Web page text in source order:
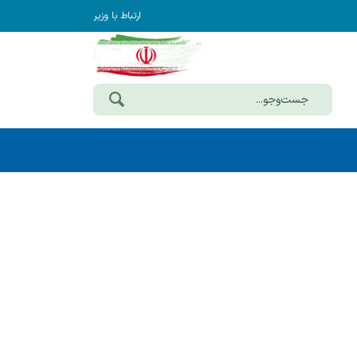
ارتباط با وزیر